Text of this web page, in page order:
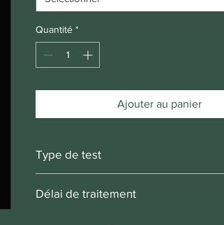
Quantité *
Ajouter au panier
Type de test
Délai de traitement